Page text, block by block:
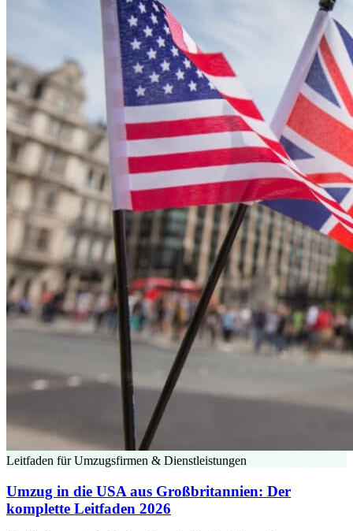
Leitfaden für Umzugsfirmen & Dienstleistungen
Umzug in die USA aus Großbritannien: Der
komplette Leitfaden 2026